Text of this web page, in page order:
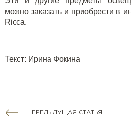
можно заказать и приобрести в
Ricca.
Текст: Ирина Фокина
ПРЕДЫДУЩАЯ СТАТЬЯ